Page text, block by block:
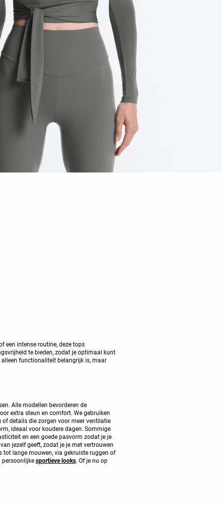
een intense routine, deze tops
te bieden, zodat je optimaal kunt
functionaliteit belangrijk is, maar
Alle modellen bevorderen de
extra steun en comfort. We gebruiken
details die zorgen voor meer ventilatie
ideaal voor koudere dagen. Sommige
en een goede pasvorm zodat je je
jezelf geeft, zodat je je met vertrouwen
lange mouwen, via gekruiste ruggen of
persoonlijke sportieve looks. Of je nu op